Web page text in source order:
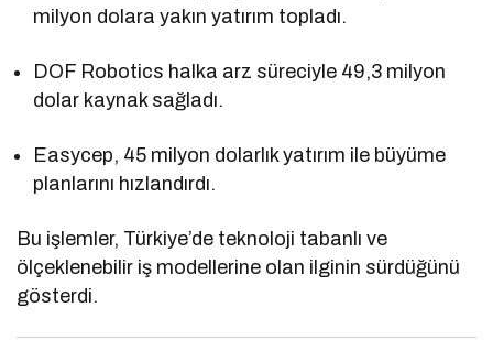
milyon dolara yakın yatırım topladı.
DOF Robotics halka arz süreciyle 49,3 milyon
dolar kaynak sağladı.
Easycep, 45 milyon dolarlık yatırım ile büyüme
planlarını hızlandırdı.
Bu işlemler, Türkiye’de teknoloji tabanlı ve
ölçeklenebilir iş modellerine olan ilginin sürdüğünü
gösterdi.